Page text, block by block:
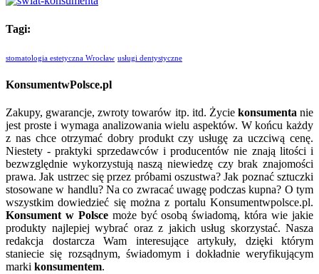
Tagi:
stomatologia estetyczna Wrocław usługi dentystyczne
KonsumentwPolsce.pl
Zakupy, gwarancje, zwroty towarów itp. itd. Życie konsumentanie
jest proste i wymaga analizowania wielu aspektów. W końcu każdy
z nas chce otrzymać dobry produkt czy usługę za uczciwą cenę.
Niestety - praktyki sprzedawców i producentów nie znają litości i
bezwzględnie wykorzystują naszą niewiedzę czy brak znajomości
prawa. Jak ustrzec się przez próbami oszustwa? Jak poznać sztuczki
stosowane w handlu? Na co zwracać uwagę podczas kupna? O tym
wszystkim dowiedzieć się można z portalu Konsumentwpolsce.pl.
Konsument w Polscemoże być osobą świadomą, która wie jakie
produkty najlepiej wybrać oraz z jakich usług skorzystać. Nasza
redakcja dostarcza Wam interesujące artykuły, dzięki którym
staniecie się rozsądnym, świadomym i dokładnie weryfikującym
marki konsumentem.